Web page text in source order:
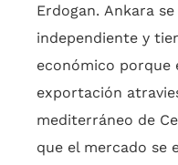
Erdogan. Ankara
independiente y
económico porque
exportación
mediterráneo de
que el mercado se